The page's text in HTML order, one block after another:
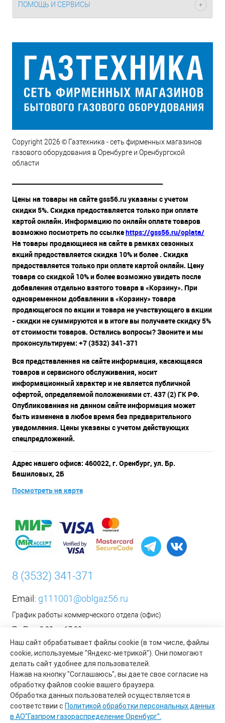
Наш сайт обрабатывает файлы cookie (в том числе, файлы
cookie, используемые "Яндекс-метрикой"). Они помогают
делать сайт удобнее для пользователей.
Нажав на кнопку "Соглашаюсь", вы даете свое согласие на
обработку файлов cookie вашего браузера.
Обработка данных пользователей осуществляется в
соответствии с Политикой обработки персональных данных
в АО"Газпром газораспределение Оренбург".
ПОМОЩЬ И СЕРВИСЫ
Copyright 2026 © Газтехника - сеть фирменных магазинов
газового оборудования в Оренбурге и Оренбургской
области
Цены на товары на сайте gss56.ru указаны с учетом
скидки 5%. Скидка предоставляется только при оплате
картой онлайн. Информацию по онлайн оплате товаров
возможно посмотреть по ссылкеhttps://gss56.ru/oplata/
На товары продающиеся на сайте в рамках сезонных
акций предоставляется скидка 10% и более . Скидка
предоставляется только при оплате картой онлайн. Цену
товара со скидкой 10% и более возможно увидеть после
добавления отдельно взятого товара в «Корзину». При
одновременном добавлении в «Корзину» товара
продающегося по акции и товара не участвующего в акции
- скидки не суммируются и в итоге вы получаете скидку 5%
от стоимости товаров. Остались вопросы? Звоните и мы
проконсультируем: +7 (3532) 341-371
Вся представленная на сайте информация, касающаяся
товаров и сервисного обслуживания, носит
информационный характер и не является публичной
офертой, определяемой положениями ст. 437 (2) ГК РФ.
Опубликованная на данном сайте информация может
быть изменена в любое время без предварительного
уведомления. Цены указаны с учетом действующих
спецпредложений.
Адрес нашего офиса: 460022, г. Оренбург, ул. Бр.
Башиловых, 2Б
Посмотреть на карте
8 (3532) 341-371
Email: g111001@oblgaz56.ru
График работы коммерческого отдела (офис)
Пн-Пт: с 9:00 до 17:00
Сб-Вс: Выходной
__________________________________________
Оформить заявку на установку бытового газового
оборудования возможно на сайте организации АО «Газпром
газораспределение Оренбург»:https://www.oblgaz56.ru/